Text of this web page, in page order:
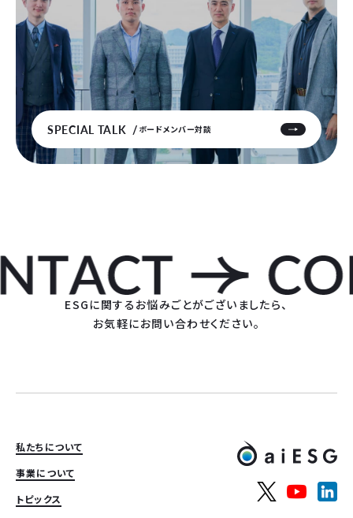
SPECIAL TALK ボードメンバー対談
ESGに関するお悩みごとがございましたら、
お気軽にお問い合わせください。
私たちについて
事業について
トピックス